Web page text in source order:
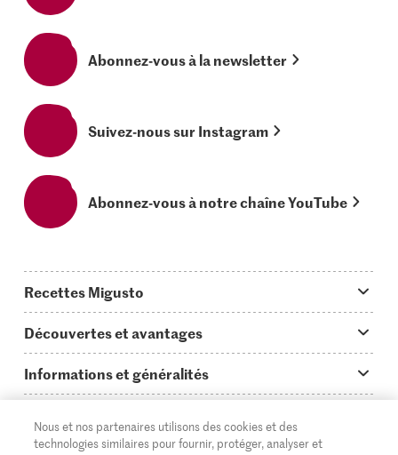
Abonnez-vous à la newsletter
Suivez-nous sur Instagram
Abonnez-vous à notre chaîne YouTube
Recettes Migusto
Idées de menus
Plats principaux
Simple & vite prêt
Découvertes et avantages
On en parle...
Tutoriels
Informations et généralités
Questions concernant Migusto
Cuisiner avec Migusto
Supermarché
Nous et nos partenaires utilisons des cookies et des
technologies similaires pour fournir, protéger, analyser et